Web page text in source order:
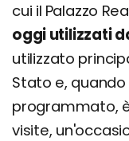
cui il Palazzo
oggi utilizzati
utilizzato
Stato e,
programmato,
visite,